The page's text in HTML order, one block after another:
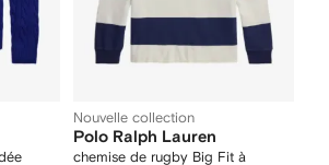
Nouvelle collection
Polo Ralph Lauren
chemise de rugby Big Fit à